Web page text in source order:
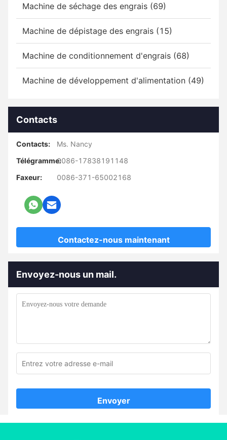
Machine de séchage des engrais (69)
Machine de dépistage des engrais (15)
Machine de conditionnement d'engrais (68)
Machine de développement d'alimentation (49)
Contacts
Contacts:
Ms. Nancy
Télégramme:0086-17838191148
Faxeur:
0086-371-65002168
Contactez-nous maintenant
Envoyez-nous un mail.
Envoyer